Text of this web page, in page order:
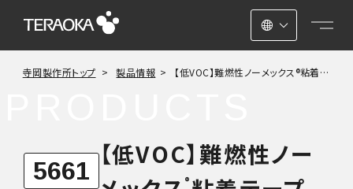
日本語
ENGLISH
寺岡製作所トップ 製品情報
5661
【低VOC】難燃性ノー
®